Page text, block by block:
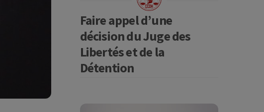
Faire appel d’une
décision du Juge des
Libertés et de la
Détention